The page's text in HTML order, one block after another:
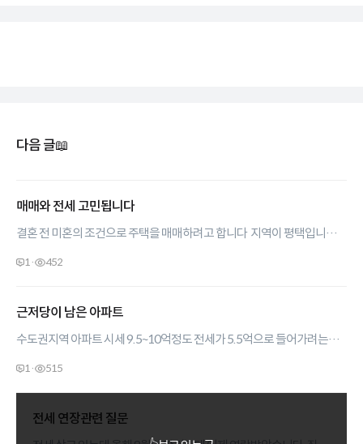
다음 글📖
매매와 전세 고민됩니다
결혼 전 미혼의 조건으로 주택을 매매하려고 합니다 지역이 평택입니다
입지조건이 나쁘지 않으며 (초,중,고 근처와 길건너면 주요 상가들이
거리) 매매가 24평 1억5천 정도 예상하고 공사대출을 받아서 매매생각을
하고있었는데 해당 아파트의 미분양세대가 청약으로 시세보다 약
1.5천만원 저렴하게 올라왔습니다. 높은 층을 희망하지만 4층이하의
청약권을 쓰자니 청약권이 아깝다는 주변인들의 만류가 있습니다, 결혼할
사람의 청약권이 남아있기에 저의 청약권을 쓰려고 하였지만 고민이
됩니다. 매매를 하게되면 최소 3년정도 거주후에는 30평대의 집으로
이사를 가고자 합니다. 그리고 정확하지는 않지만 단기적으로 주변
1· 452
근저당이 남은 아파트
수도권지역 아파트 시세 9.5~10억정도 전세가 5.5억으로 들어가려는데
융자금, 상환계획일단 없으시다고) 전세보증보험 가격이 꽤 나가는데
들어야할지요 첫 이사라 잘 몰라서 문의드려봅니다
1· 515
전세 연장관련 질문